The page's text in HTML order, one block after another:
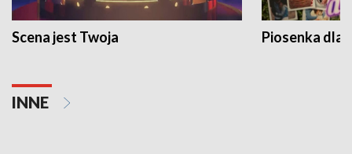
Scena jest Twoja Piosenka dla
INNE